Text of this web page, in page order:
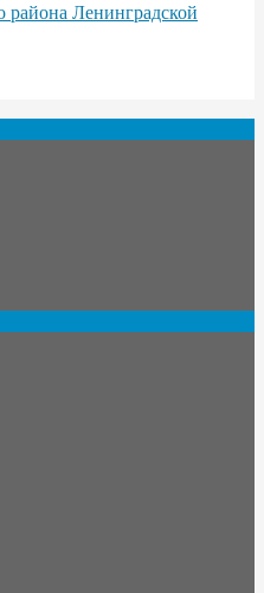
района Ленинградской